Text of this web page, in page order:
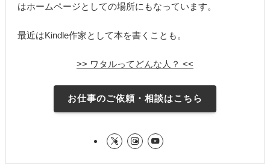
はホームページとしての場所にもなっています。
最近はKindle作家として本を書くことも。
>> ワタルってどんな人？ <<
お仕事のご依頼・相談はこちら